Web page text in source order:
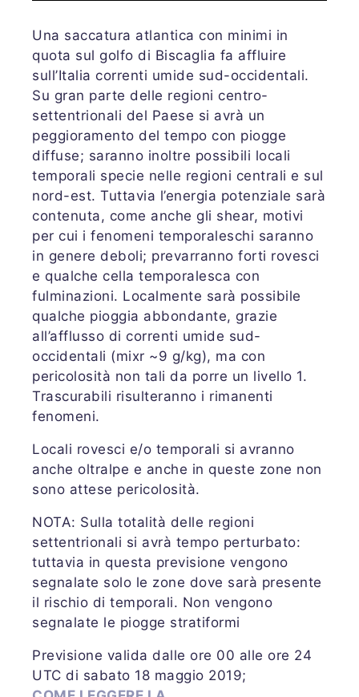
Una saccatura atlantica con minimi in
quota sul golfo di Biscaglia fa affluire
sull’Italia correnti umide sud-occidentali.
Su gran parte delle regioni centro-
settentrionali del Paese si avrà un
peggioramento del tempo con piogge
diffuse; saranno inoltre possibili locali
temporali specie nelle regioni centrali e sul
nord-est. Tuttavia l’energia potenziale sarà
contenuta, come anche gli shear, motivi
per cui i fenomeni temporaleschi saranno
in genere deboli; prevarranno forti rovesci
e qualche cella temporalesca con
fulminazioni. Localmente sarà possibile
qualche pioggia abbondante, grazie
all’afflusso di correnti umide sud-
occidentali (mixr ~9 g/kg), ma con
pericolosità non tali da porre un livello 1.
Trascurabili risulteranno i rimanenti
fenomeni.
Locali rovesci e/o temporali si avranno
anche oltralpe e anche in queste zone non
sono attese pericolosità.
NOTA: Sulla totalità delle regioni
settentrionali si avrà tempo perturbato:
tuttavia in questa previsione vengono
segnalate solo le zone dove sarà presente
il rischio di temporali. Non vengono
segnalate le piogge stratiformi
Previsione valida dalle ore 00 alle ore 24
UTC di sabato 18 maggio 2019;